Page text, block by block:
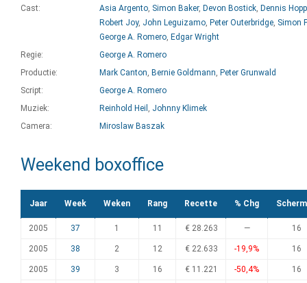
Cast: Asia Argento, Simon Baker, Devon Bostick, Dennis
Robert Joy, John Leguizamo, Peter Outerbridge, Simon
George A. Romero, Edgar Wright
Regie:
George A. Romero
Productie:
Mark Canton, Bernie Goldmann, Peter Grunwald
Script:
George A. Romero
Muziek:
Reinhold Heil , Johnny Klimek
Camera:
Miroslaw Baszak
Weekend boxoffice
Jaar Week Weken Rang Recette % Chg
2005 37 1 11 € 28.263 — 16
2005 38 2 12 € 22.633 -19,9% 16
2005 39 3 16 € 11.221 -50,4% 16